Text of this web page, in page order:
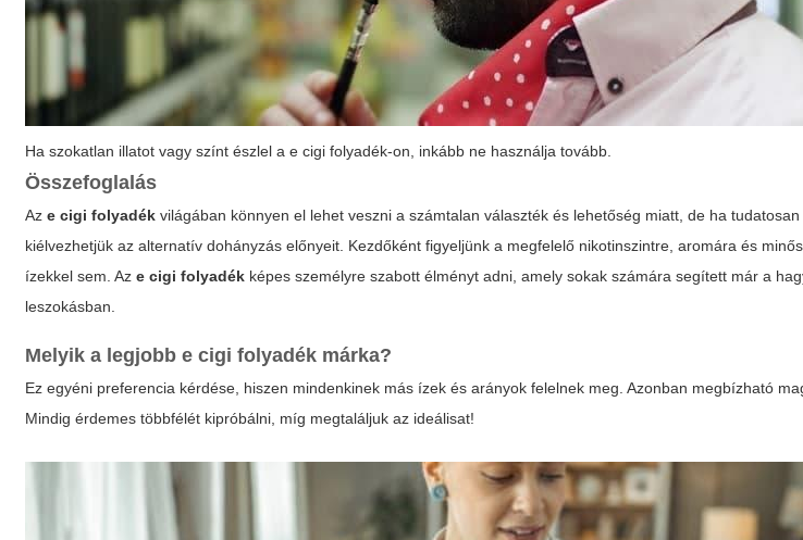
Ha szokatlan illatot vagy színt észlel ae cigi folyadék-on, inkább ne használja tovább.
Összefoglalás
Aze cigi folyadék világában könnyen el lehet veszni a számtalan választék és lehetőség miatt, de ha
kiélvezhetjük az alternatív dohányzás előnyeit. Kezdőként figyeljünk a megfelelő nikotinszintre, aromára és
ízekkel sem. Aze cigi folyadék képes személyre szabott élményt adni, amely sokak számára segített már a
leszokásban.
Melyik a legjobbe cigi folyadék márka?
Ez egyéni preferencia kérdése, hiszen mindenkinek más ízek és arányok felelnek meg. Azonban megbízható
Mindig érdemes többfélét kipróbálni, míg megtaláljuk az ideálisat!